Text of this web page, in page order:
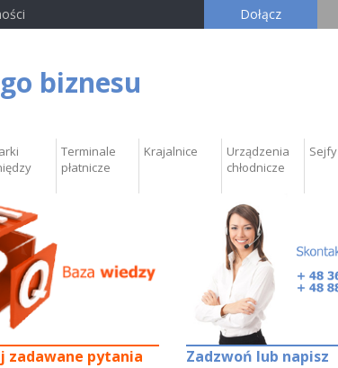
Dołącz
biznesu
Terminale
płatnicze
Krajalnice
Urządzenia
chłodnicze
Sejfy
zadawane pytania Zadzwoń lub napisz